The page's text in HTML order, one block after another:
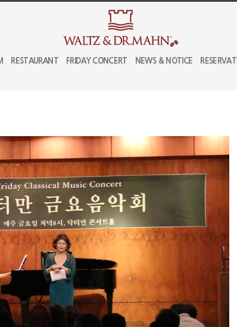
RESTAURANT FRIDAY CONCERT NEWS & NOTICE